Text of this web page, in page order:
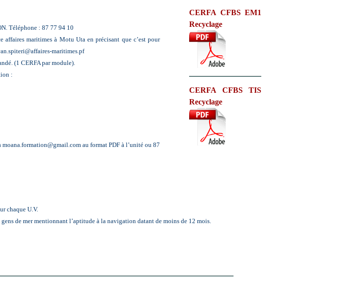
Téléphone : 87 77 94 10
affaires maritimes à Motu Uta en précisant que c’est pour
maritimes.pf
(1 CERFA par module).
:
au format PDF à l’unité ou 87
CERFA CFBS EM1
Recyclage
CERFA CFBS TIS
Recyclage
chaque U.V.
de mer mentionnant l’aptitude à la navigation datant de moins de 12 mois.